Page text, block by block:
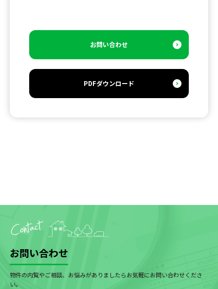
お問い合わせ
PDFダウンロード
お問い合わせ
物件の内覧やご相談、お悩みがありましたらお気軽にお問い合わせくださ
い。